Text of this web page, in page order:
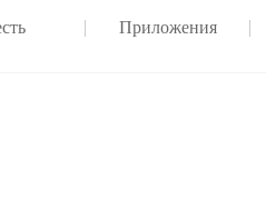
Приложения